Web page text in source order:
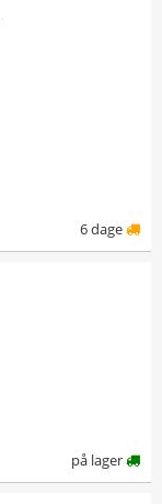
6 dage
på lager